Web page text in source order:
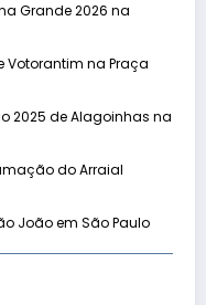
Grande 2026 na
Votorantim na Praça
2025 de Alagoinhas na
do Arraial
João em São Paulo